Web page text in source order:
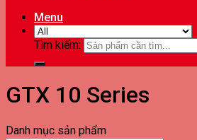
Menu
Tìm kiếm:
GTX 10 Series
Danh mục sản phẩm